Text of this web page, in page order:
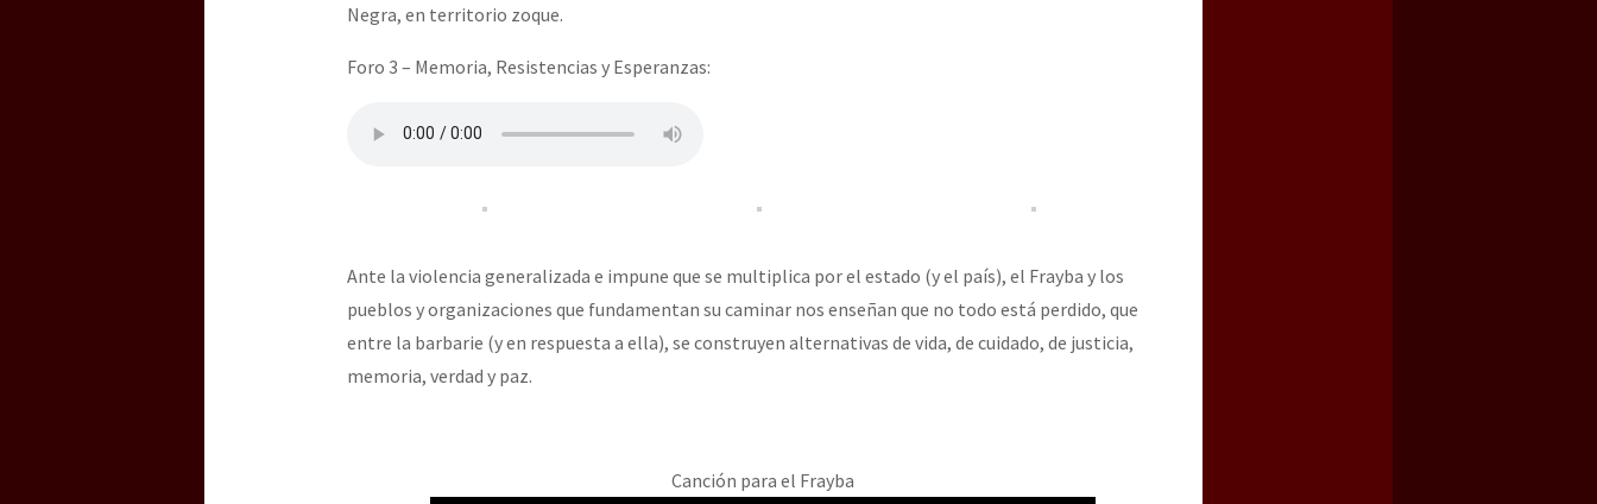
Negra, en territorio zoque.
Foro 3 – Memoria, Resistencias y Esperanzas:
Ante la violencia generalizada e impune que se multiplica por el estado (y el país), el Frayba y los
pueblos y organizaciones que fundamentan su caminar nos enseñan que no todo está perdido, que
entre la barbarie (y en respuesta a ella), se construyen alternativas de vida, de cuidado, de justicia,
memoria, verdad y paz.
Canción para el Frayba